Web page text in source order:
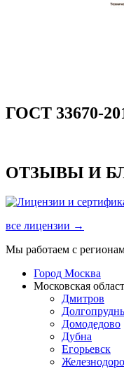
ГОСТ 33670-
ОТЗЫВЫ И
все лицензии →
Мы работаем с
Город Москва
Московская
Дмитров
Домодедово
Дубна
Егорьевск